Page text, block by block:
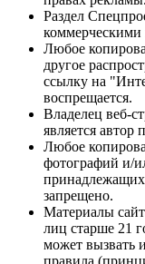
Раздел
коммерческими
Любое
другое
ссылку на
воспрещается.
Владелец веб-
является автор
Любое
фотографий и/
принадлежащих
запрещено.
Материалы
лиц старше 21
может вызвать
правила